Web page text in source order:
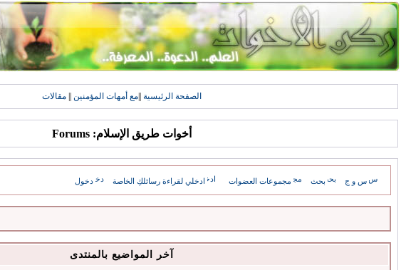
الصفحة الرئيسية مع أمهات المؤمنين مقالات
أخوات طريق الإسلام: Forums
س و ج بحث مجموعات العضوات ادخلي لقراءة رسائلكِ الخاصة دخول
آخر المواضيع بالمنتدى